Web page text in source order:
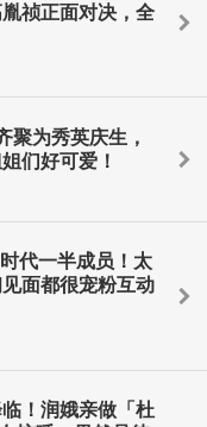
祯正面对决，全
聚为秀英庆生，
们好可爱！
代一半成员！太
面都很宠粉互动
！润娥亲做「杜